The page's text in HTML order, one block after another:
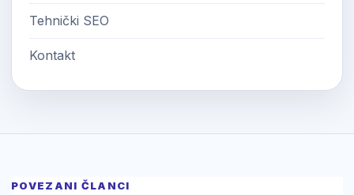
Tehnički SEO
Kontakt
POVEZANI ČLANCI